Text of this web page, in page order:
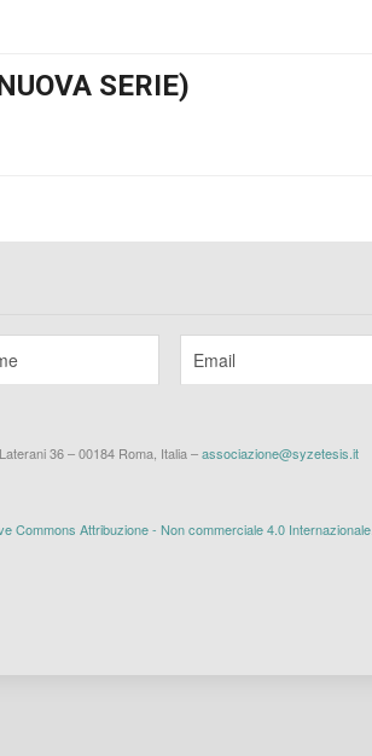
SERIE)
36 – 00184 Roma, Italia –associazione@syzetesis.it
Commons Attribuzione - Non commerciale 4.0 Internazionale